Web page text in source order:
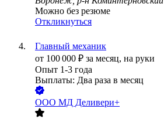
Можно без резюме
Откликнуться
Главный механик
от 100 000 ₽ за месяц, на руки
Опыт 1-3 года
Выплаты: Два раза в месяц
ООО МД Деливери+